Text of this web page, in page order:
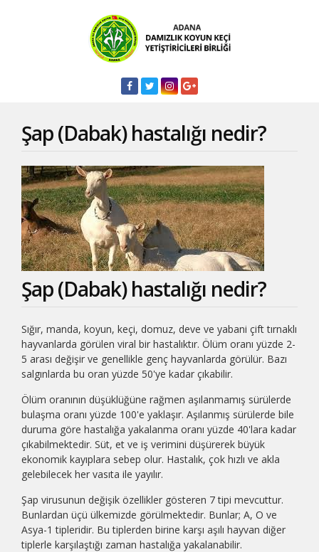
Şap (Dabak) hastalığı nedir?
Şap (Dabak) hastalığı nedir?
Sığır, manda, koyun, keçi, domuz, deve ve yabani çift tırnaklı
hayvanlarda görülen viral bir hastalıktır. Ölüm oranı yüzde 2-
5 arası değişir ve genellikle genç hayvanlarda görülür. Bazı
salgınlarda bu oran yüzde 50'ye kadar çıkabilir.
Ölüm oranının düşüklüğüne rağmen aşılanmamış sürülerde
bulaşma oranı yüzde 100'e yaklaşır. Aşılanmış sürülerde bile
duruma göre hastalığa yakalanma oranı yüzde 40'lara kadar
çıkabilmektedir. Süt, et ve iş verimini düşürerek büyük
ekonomik kayıplara sebep olur. Hastalık, çok hızlı ve akla
gelebilecek her vasıta ile yayılır.
Şap virusunun değişik özellikler gösteren 7 tipi mevcuttur.
Bunlardan üçü ülkemizde görülmektedir. Bunlar; A, O ve
Asya-1 tipleridir. Bu tiplerden birine karşı aşılı hayvan diğer
tiplerle karşılaştığı zaman hastalığa yakalanabilir.